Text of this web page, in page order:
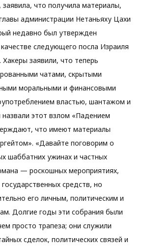
что получила материалы,
администрации Нетаньяху Цахи
недавно был утвержден
следующего посла Израиля
заявили, что теперь
чатами, скрытыми
моральными и финансовыми
властью, шантажом и
назвали этот взлом «Падением
что имеют материалы
«Давайте поговорим о
шаббатних ужинах и частных
— роскошных мероприятиях,
средств, но
его личным, политическим и
Долгие годы эти собрания были
просто трапеза; они служили
сделок, политических связей и